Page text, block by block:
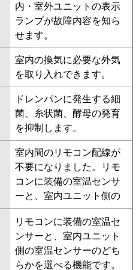
内・室外ユニットの表示
ランプが故障内容を知ら
せます。
室内の換気に必要な外気
を取り入れできます。
ドレンパンに発生する細
菌、糸状菌、酵母の発育
を抑制します。
室内間のリモコン配線が
不要になりました。リモ
コンに装備の室温センサ
ーと、室内ユニット側の
リモコンに装備の室温セ
ンサーと、室内ユニット
側の室温センサーのどち
らかを選べる機能です。